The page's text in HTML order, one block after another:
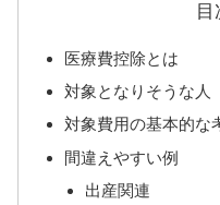
目
医療費控除とは
対象となりそうな人
対象費用の基本的な
間違えやすい例
出産関連